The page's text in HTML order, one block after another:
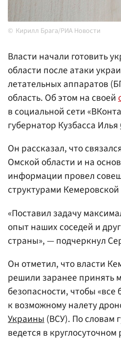
Кирилл Брага/РИА Новости
Власти начали готовить
области после атаки
летательных аппаратов
область. Об этом на своей
в социальной сети
губернатор Кузбасса Илья
Он рассказал, что
Омской области и на
информации провел
структурами Кемеровской
«Поставил задачу
опыт наших соседей и
страны», — подчеркнул
Он отметил, что власти
решили заранее принять
безопасности, чтобы «все
к возможному налету
Украины(ВСУ). По словам
ведется в